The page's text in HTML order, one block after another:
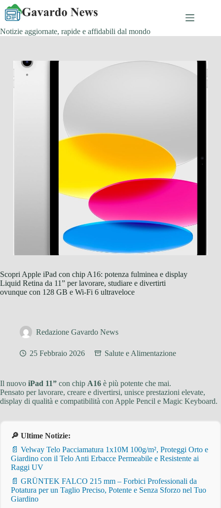
Salta
contenuto
Notizie aggiornate, rapide e affidabili dal mondo
Scopri Apple iPad con chip A16: potenza fulminea e display
Liquid Retina da 11” per lavorare, studiare e divertirti
ovunque con 128 GB e Wi‑Fi 6 ultraveloce
Redazione Gavardo News
25 Febbraio 2026 Salute e Alimentazione
Il nuovo iPad 11” con chip A16 è più potente che mai.
Pensato per lavorare, creare e divertirsi, unisce prestazioni elevate,
display di qualità e compatibilità con Apple Pencil e Magic Keyboard.
🔎 Ultime Notizie:
📄 Velway Telo Pacciamatura 1x10M 100g/m², Proteggi Orto e
Giardino con il Telo Anti Erbacce Permeabile e Resistente ai
Raggi UV
📄 GRÜNTEK FALCO 215 mm – Forbici Professionali da
Potatura per un Taglio Preciso, Potente e Senza Sforzo nel Tuo
Giardino